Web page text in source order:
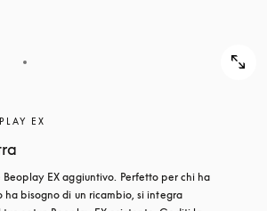
EX
EX aggiuntivo. Perfetto per chi ha
ha bisogno di un ricambio, si integra